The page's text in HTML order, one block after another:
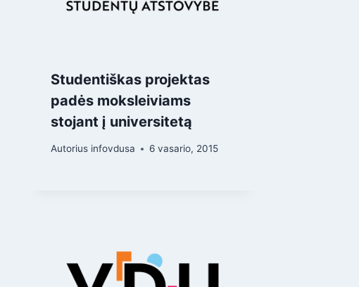
Studentiškas projektas
padės moksleiviams
stojant į universitetą
Autorius infovdusa 6 vasario, 2015